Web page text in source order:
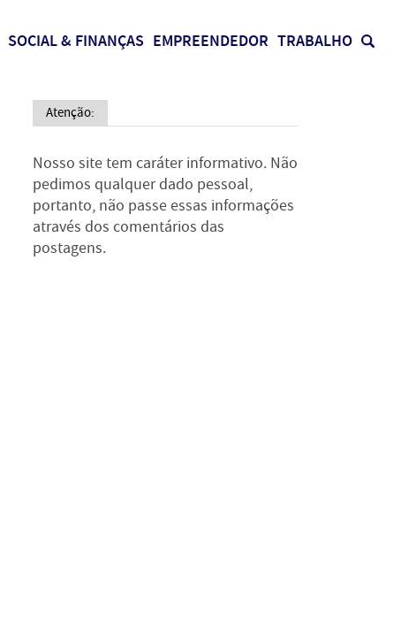
SOCIAL & FINANÇAS EMPREENDEDOR TRABALHO
Atenção:
Nosso site tem caráter informativo. Não
pedimos qualquer dado pessoal,
portanto, não passe essas informações
através dos comentários das
postagens.